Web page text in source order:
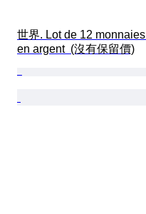
世界. Lot de 12 monnaies
en argent  (沒有保留價)